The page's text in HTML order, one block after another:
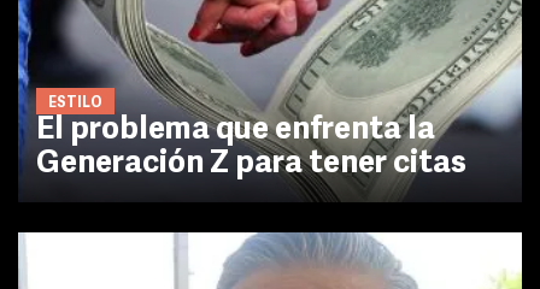
ESTILO
El problema que enfrenta la
Generación Z para tener citas